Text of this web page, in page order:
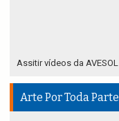
Assitir vídeos da
Arte Por Toda Parte